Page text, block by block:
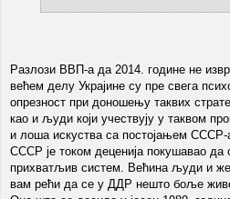
Разлози ВВП-а да 2014. године не
већем делу Украјине су пре свега
опрезност при доношењу таквих
као и људи који учествују у таквом
и лоша искуства са постојањем СССР-
СССР је током деценија покушавао да
прихватљив систем. Већина људи и
вам рећи да се у ДДР нешто боље